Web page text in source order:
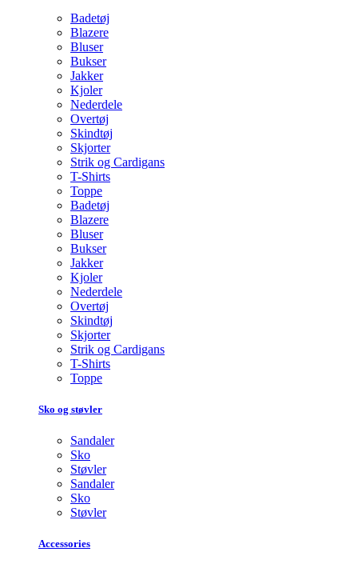
Badetøj
Blazere
Bluser
Bukser
Jakker
Kjoler
Nederdele
Overtøj
Skindtøj
Skjorter
Strik og Cardigans
T-Shirts
Toppe
Badetøj
Blazere
Bluser
Bukser
Jakker
Kjoler
Nederdele
Overtøj
Skindtøj
Skjorter
Strik og Cardigans
T-Shirts
Toppe
Sko og støvler
Sandaler
Sko
Støvler
Sandaler
Sko
Støvler
Accessories